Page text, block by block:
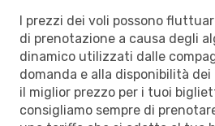
I prezzi dei voli possono
di prenotazione a causa degli
dinamico utilizzati dalle
domanda e alla disponibilità
il miglior prezzo per i tuoi
consigliamo sempre di